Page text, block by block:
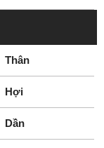
Thân
Hợi
Dần